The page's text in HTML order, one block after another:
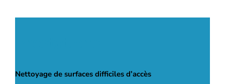
Nettoyage de surfaces difficiles d’accès